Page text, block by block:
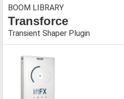
BOOM LIBRARY
Transforce
Transient Shaper Plugin